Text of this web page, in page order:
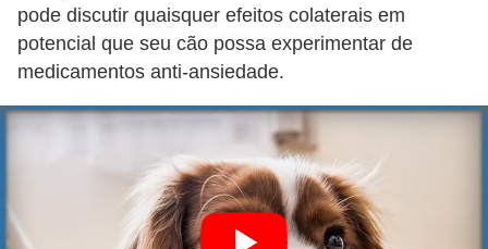
pode discutir quaisquer efeitos colaterais em
potencial que seu cão possa experimentar de
medicamentos anti-ansiedade.